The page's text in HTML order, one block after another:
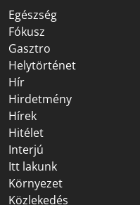
Egészség
Fókusz
Gasztro
Helytörténet
Hír
Hirdetmény
Hírek
Hitélet
Interjú
Itt lakunk
Környezet
Közlekedés